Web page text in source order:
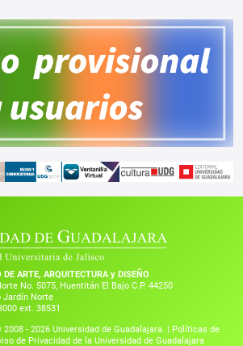
ARTE, ARQUITECTURA y DISEÑO
No. 5075, Huentitán El Bajo C.P. 44250
Jardín Norte
ext. 38531
2008 - 2026 Universidad de Guadalajara. | Políticas de
de Privacidad de la Universidad de Guadalajara